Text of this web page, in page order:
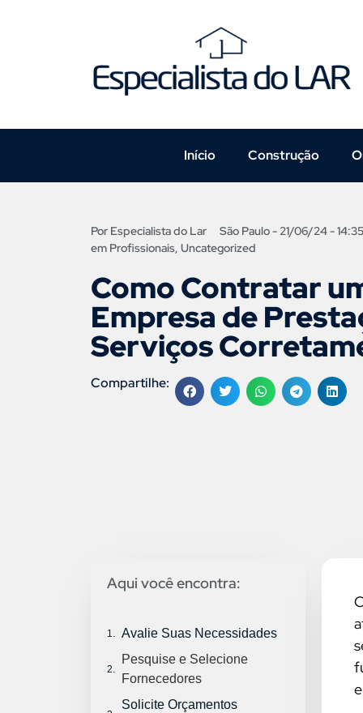
Início Construção
Por Especialista do Lar São Paulo - 21/06/24 - 14:35
em Profissionais, Uncategorized
Como Contratar
Empresa de
Serviços
Compartilhe:
Aqui você encontra:
Avalie Suas Necessidades
Pesquise e Selecione
Fornecedores
Solicite Orçamentos